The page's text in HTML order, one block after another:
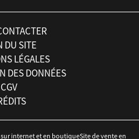
DU SITE
LÉGALES
DES DONNÉES
CGV
internet et en boutiqueSite de vente en